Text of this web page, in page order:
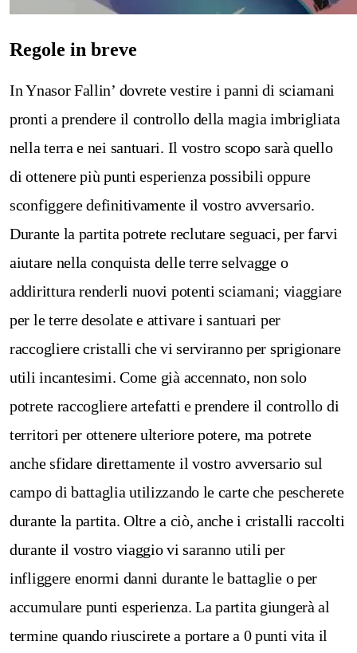
Regole in breve
In Ynasor Fallin’ dovrete vestire i panni di sciamani
pronti a prendere il controllo della magia imbrigliata
nella terra e nei santuari. Il vostro scopo sarà quello
di ottenere più punti esperienza possibili oppure
sconfiggere definitivamente il vostro avversario.
Durante la partita potrete reclutare seguaci, per farvi
aiutare nella conquista delle terre selvagge o
addirittura renderli nuovi potenti sciamani; viaggiare
per le terre desolate e attivare i santuari per
raccogliere cristalli che vi serviranno per sprigionare
utili incantesimi. Come già accennato, non solo
potrete raccogliere artefatti e prendere il controllo di
territori per ottenere ulteriore potere, ma potrete
anche sfidare direttamente il vostro avversario sul
campo di battaglia utilizzando le carte che pescherete
durante la partita. Oltre a ciò, anche i cristalli raccolti
durante il vostro viaggio vi saranno utili per
infliggere enormi danni durante le battaglie o per
accumulare punti esperienza. La partita giungerà al
termine quando riuscirete a portare a 0 punti vita il